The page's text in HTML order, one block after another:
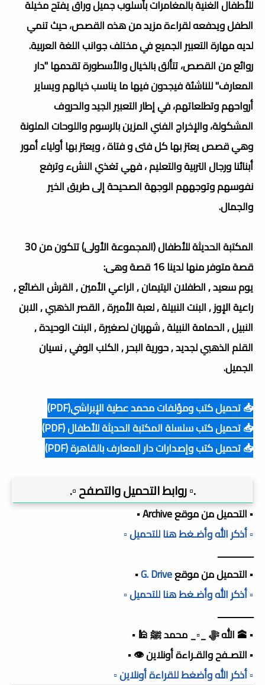
للأطفال الغنية بالمغامرات بأسلوب جميل وراق يفتح مخيلة
الطفل ويدفعه لقراءة مزيد من هذه القصص، حيث تنمي
لديه مهارة التعبير الجميع في مختلف جوانب اللغة العربية.
روائع من القصص، تتألق بالخيال والأسطورة تقدمها "دار
المعارف" للناشئة فيجدون فيها ما يناسب خيالهم ويسایر
أرواحهم وتطلعاتهم، في إطار التعبير الجيد والحروف
المشكولة، والإخراج الفني المزين بالرسوم واللوحات الملونة
وهي قصص يعتز بها كل فتى و فتاة ، ويعتز بها أولياء أمور
أبنائنا ورجال التربية والتعليم ، فهي تغذي النشء وترفع
نفوسهم وتوجههم الوجهة الصحيحة إلى طريق الخير
والجمال.
المكتبة الحديثة للأطفال (المجموعة الأولى) تتكون من 30
قصة متوفر منها لدينا 16 قصة وهى:
يوم سعيد , الطفلان اليتيمان , الراعي الأمين , القرش الضائع ,
راعية الإوز , البنت النبيلة , لعبة الأميرة , القصر الذهبي , الابن
النبيل , الحمامة النبيلة , شهربان لصغيرة , البنت الوحيدة ,
القلم الذهبي لجديد , حورية البحر , الكلب الوفي , نسيان
الجميل.
📥 تحميل كتب ومؤلفات محمد عطية الإبراشي(PDF)
📥 تحميل كتب سلسلة المكتبة الحديثة للأطفال (PDF)
📥 تحميل كتب وإصدارات دار المعارف بالقاهرة (PDF)
.▫️ روابط التحميل والتصفح ▫️.
▪️ التحميل من موقع Archive ▪️
▫️ أذكر الله وأضـغط هنا للتحميل ▫️
ـــــــــــــــ
▪️ التحميل من موقعG. Drive
▪️
▫️ أذكر الله وأضـغط هنا للتحميل ▫️
ـــــــــــــــ
▪️ 🕋 الله ﷻ _▫️_ محمد ﷺ 🕌 ▪️
▪️ التصـفح والقـراءة أونلاين 👁️ ▪️
▫️ أذكر الله وأضغط للقراءة أونلاين ▫️